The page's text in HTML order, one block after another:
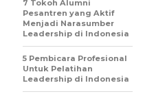
7 Tokoh Alumni
Pesantren yang Aktif
Menjadi Narasumber
Leadership di Indonesia
5 Pembicara Profesional
Untuk Pelatihan
Leadership di Indonesia